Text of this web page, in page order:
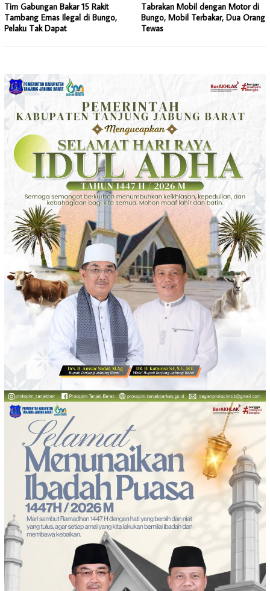
Tim Gabungan Bakar 15 Rakit
Tambang Emas Ilegal di Bungo,
Pelaku Tak Dapat
Tabrakan Mobil dengan Motor di
Bungo, Mobil Terbakar, Dua Orang
Tewas